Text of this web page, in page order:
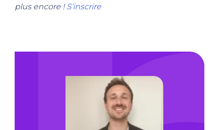
plus encore !S’inscrire